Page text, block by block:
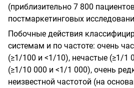
(приблизительно 7 800
постмаркетинговых
Побочные действия
системам и по частоте: очень
(≥1/100 и <1/10), нечастые (≥1/1
(≥1/10 000 и <1/1 000), очень
неизвестной частотой (на